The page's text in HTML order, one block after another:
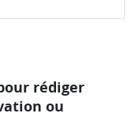
rédiger
ou